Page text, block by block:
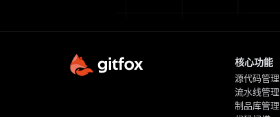
核心功能
源代码管理
流水线管理
制品库管理